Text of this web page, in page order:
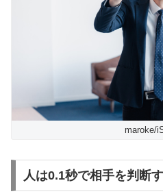
maroke/
人は0.1秒で相手を判断